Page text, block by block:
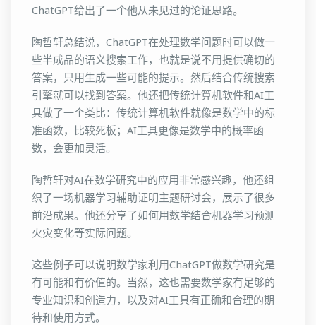
ChatGPT给出了一个他从未见过的论证思路。
陶哲轩总结说，ChatGPT在处理数学问题时可以做一
些半成品的语义搜索工作，也就是说不用提供确切的
答案，只用生成一些可能的提示。然后结合传统搜索
引擎就可以找到答案。他还把传统计算机软件和AI工
具做了一个类比：传统计算机软件就像是数学中的标
准函数，比较死板；AI工具更像是数学中的概率函
数，会更加灵活。
陶哲轩对AI在数学研究中的应用非常感兴趣，他还组
织了一场机器学习辅助证明主题研讨会，展示了很多
前沿成果。他还分享了如何用数学结合机器学习预测
火灾变化等实际问题。
这些例子可以说明数学家利用ChatGPT做数学研究是
有可能和有价值的。当然，这也需要数学家有足够的
专业知识和创造力，以及对AI工具有正确和合理的期
待和使用方式。